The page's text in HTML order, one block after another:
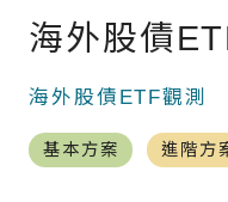
小老闆投資
小老闆聊商
多重資產投
綜觀全球
台股基金ETF
基金資訊
海外股債
海外股債ETF觀測
基本方案 進階方